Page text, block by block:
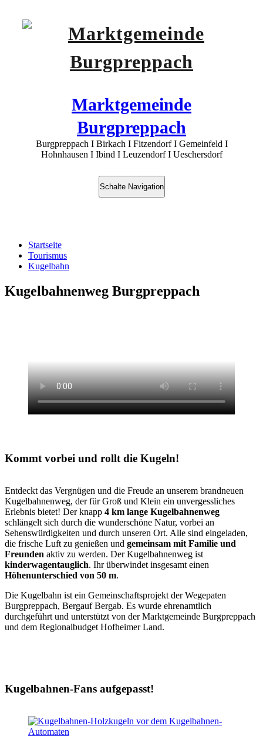
Marktgemeinde
Burgpreppach
Burgpreppach I Birkach I Fitzendorf I Gemeinfeld I
Hohnhausen I Ibind I Leuzendorf I Ueschersdorf
Schalte Navigation
Startseite
Tourismus
Kugelbahn
Kugelbahnenweg Burgpreppach
Kommt vorbei und rollt die Kugeln!
Entdeckt das Vergnügen und die Freude an unserem brandneuen
Kugelbahnenweg, der für Groß und Klein ein unvergessliches
Erlebnis bietet! Der knapp 4 km lange Kugelbahnenweg
schlängelt sich durch die wunderschöne Natur, vorbei an
Sehenswürdigkeiten und durch unseren Ort. Alle sind eingeladen,
die frische Luft zu genießen und gemeinsam mit Familie und
Freunden aktiv zu werden. Der Kugelbahnenweg ist
kinderwagentauglich. Ihr überwindet insgesamt einen
Höhenunterschied von 50 m.
Die Kugelbahn ist ein Gemeinschaftsprojekt der Wegepaten
Burgpreppach, Bergauf Bergab. Es wurde ehrenamtlich
durchgeführt und unterstützt von der Marktgemeinde Burgpreppach
und dem Regionalbudget Hofheimer Land.
Kugelbahnen-Fans aufgepasst!